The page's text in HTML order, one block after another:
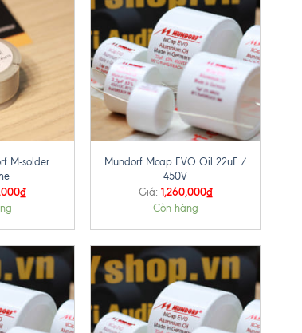
M-solder
₫
+
Mundorf Mcap EVO Oil 22uF /
450V
Giá: 1,260,000₫
Còn hàng